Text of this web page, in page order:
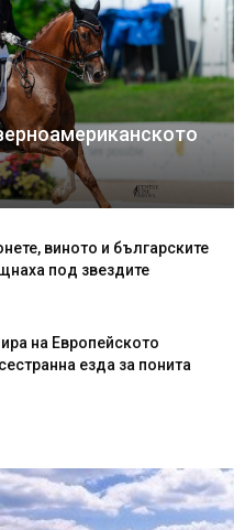
виното и българските
под звездите
на Европейското
езда за понита